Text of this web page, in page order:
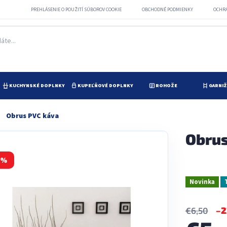
PREHLÁSENIE O POUŽITÍ SÚBOROV COOKIE OBCHODNÉ PODMIENKY
KUCHYNSKÉ DOPLNKY KUPEĽŇOVÉ DOPLNKY ROHOŽE
Obrus PVC káva
Novinka
€6,50